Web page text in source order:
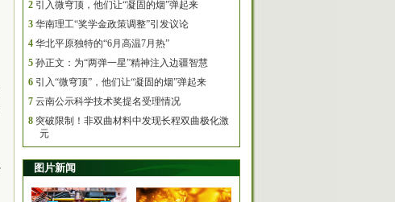
2 引入微穹顶，他们让“凝固的烟”弹起来
3 华南理工“奖学金政策调整”引发议论
4 华北平原独特的“6月高温7月热”
5 孙正文：为“两弹一星”精神注入边疆智慧
6 引入“微穹顶”，他们让“凝固的烟”弹起来
7 云南公示科学技术奖提名受理情况
8 突破限制！非双曲材料中发现长程双曲极化激
元
图片新闻